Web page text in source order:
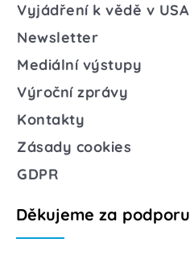
Vyjádření k vědě v USA
Newsletter
Mediální výstupy
Výroční zprávy
Kontakty
Zásady cookies
GDPR
Děkujeme za podporu